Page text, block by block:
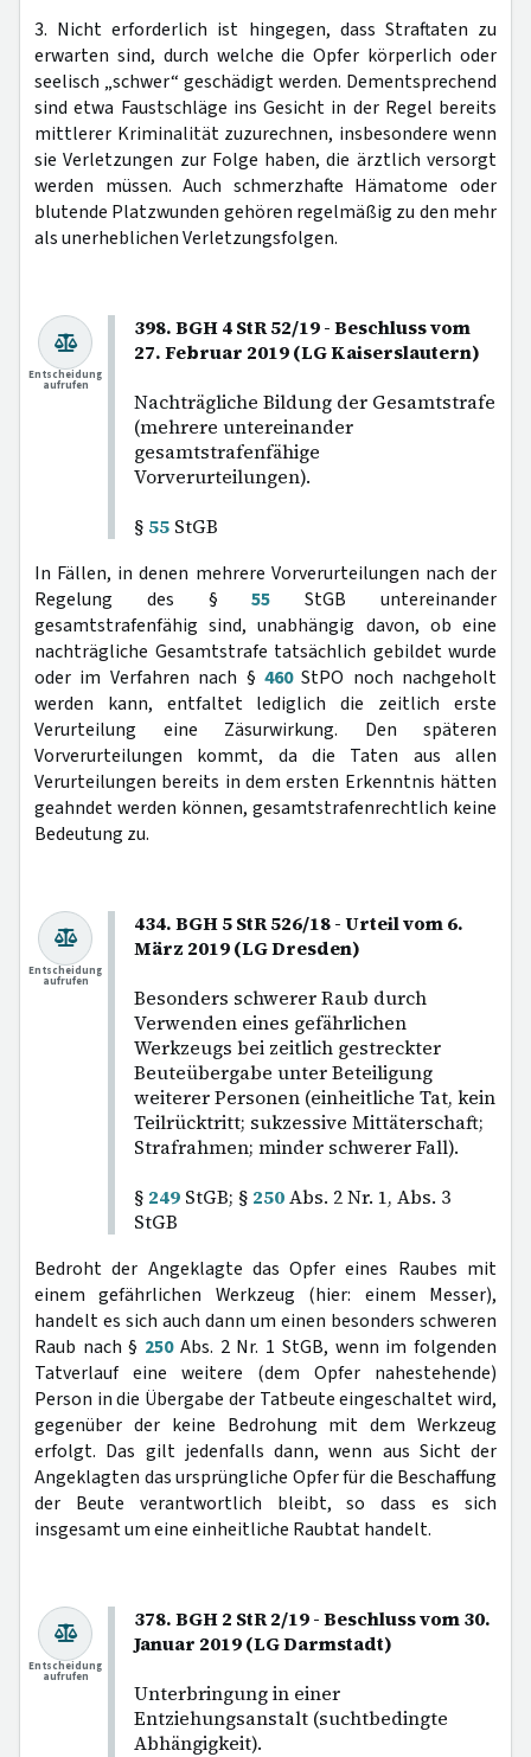
3. Nicht erforderlich ist hingegen, dass Straftaten zu
erwarten sind, durch welche die Opfer körperlich oder
seelisch „schwer“ geschädigt werden. Dementsprechend
sind etwa Faustschläge ins Gesicht in der Regel bereits
mittlerer Kriminalität zuzurechnen, insbesondere wenn
sie Verletzungen zur Folge haben, die ärztlich versorgt
werden müssen. Auch schmerzhafte Hämatome oder
blutende Platzwunden gehören regelmäßig zu den mehr
als unerheblichen Verletzungsfolgen.
398. BGH 4 StR 52/19 - Beschluss vom
27. Februar 2019 (LG Kaiserslautern)
Nachträgliche Bildung der Gesamtstrafe
(mehrere untereinander
gesamtstrafenfähige
Vorverurteilungen).
§ 55 StGB
Entscheidung
aufrufen
In Fällen, in denen mehrere Vorverurteilungen nach der
Regelung des §55 StGB untereinander
gesamtstrafenfähig sind, unabhängig davon, ob eine
nachträgliche Gesamtstrafe tatsächlich gebildet wurde
oder im Verfahren nach § 460StPO noch nachgeholt
werden kann, entfaltet lediglich die zeitlich erste
Verurteilung eine Zäsurwirkung. Den späteren
Vorverurteilungen kommt, da die Taten aus allen
Verurteilungen bereits in dem ersten Erkenntnis hätten
geahndet werden können, gesamtstrafenrechtlich keine
Bedeutung zu.
434. BGH 5 StR 526/18 - Urteil vom 6.
März 2019 (LG Dresden)
Besonders schwerer Raub durch
Verwenden eines gefährlichen
Werkzeugs bei zeitlich gestreckter
Beuteübergabe unter Beteiligung
weiterer Personen (einheitliche Tat, kein
Teilrücktritt; sukzessive Mittäterschaft;
Strafrahmen; minder schwerer Fall).
§ 249 StGB; § 250Abs. 2 Nr. 1, Abs. 3
StGB
Entscheidung
aufrufen
Bedroht der Angeklagte das Opfer eines Raubes mit
einem gefährlichen Werkzeug (hier: einem Messer),
handelt es sich auch dann um einen besonders schweren
Raub nach § 250Abs. 2 Nr. 1 StGB, wenn im folgenden
Tatverlauf eine weitere (dem Opfer nahestehende)
Person in die Übergabe der Tatbeute eingeschaltet wird,
gegenüber der keine Bedrohung mit dem Werkzeug
erfolgt. Das gilt jedenfalls dann, wenn aus Sicht der
Angeklagten das ursprüngliche Opfer für die Beschaffung
der Beute verantwortlich bleibt, so dass es sich
insgesamt um eine einheitliche Raubtat handelt.
378. BGH 2 StR 2/19 - Beschluss vom 30.
Januar 2019 (LG Darmstadt)
Unterbringung in einer
Entziehungsanstalt (suchtbedingte
Abhängigkeit).
Entscheidung
aufrufen